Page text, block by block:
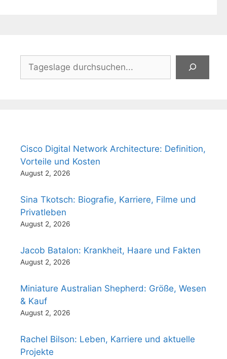
Cisco Digital Network Architecture: Definition,
Vorteile und Kosten
August 2, 2026
Sina Tkotsch: Biografie, Karriere, Filme und
Privatleben
August 2, 2026
Jacob Batalon: Krankheit, Haare und Fakten
August 2, 2026
Miniature Australian Shepherd: Größe, Wesen
& Kauf
August 2, 2026
Rachel Bilson: Leben, Karriere und aktuelle
Projekte